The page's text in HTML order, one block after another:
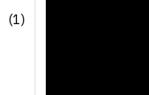
(1)